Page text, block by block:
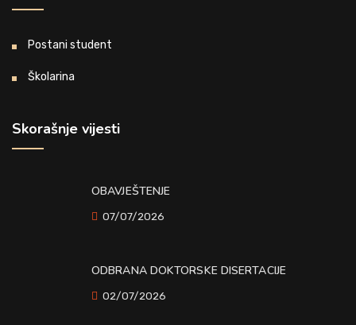
Postani student
Školarina
Skorašnje vijesti
OBAVJEŠTENJE
07/07/2026
ODBRANA DOKTORSKE DISERTACIJE
02/07/2026